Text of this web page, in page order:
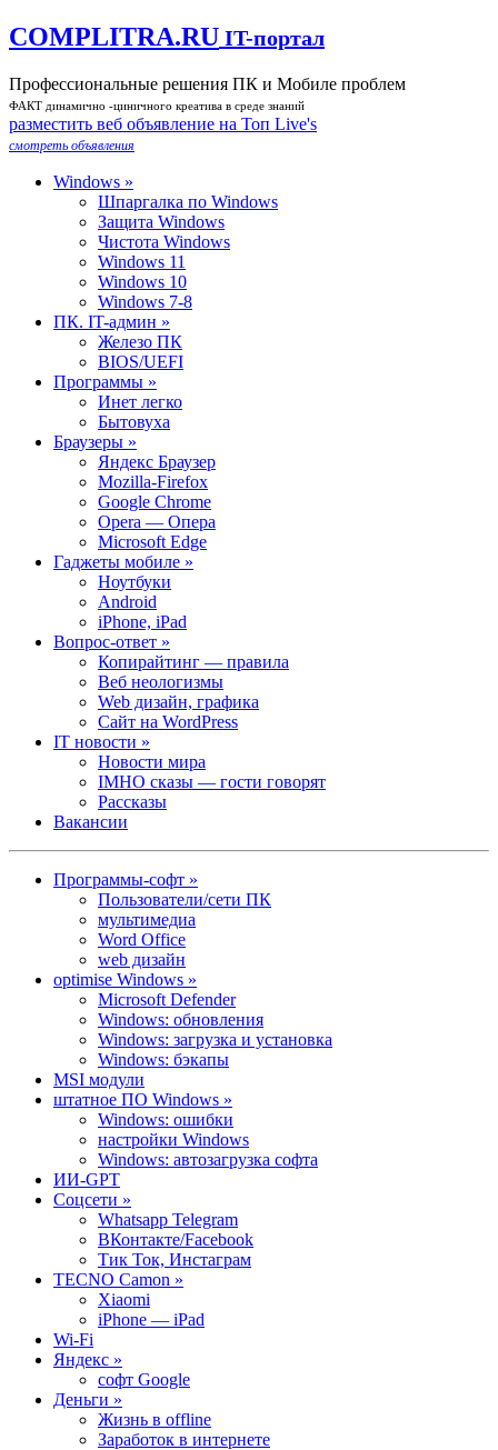
COMPLITRA.RU IT-портал
Профессиональные решения ПК и Мобиле проблем
ФАКТ динамично -циничного креатива в среде знаний
разместить веб объявление на Toп Live's
смотреть объявления
Windows »
Шпаргалка по Windows
Защита Windows
Чистота Windows
Windows 11
Windows 10
Windows 7-8
ПК. IT-админ »
Железо ПК
BIOS/UEFI
Программы »
Инет легко
Бытовуха
Браузеры »
Яндекс Браузер
Mozilla-Firefox
Google Chrome
Opera — Опера
Microsoft Edge
Гаджеты мобиле »
Ноутбуки
Android
iPhone, iPad
Вопрос-ответ »
Копирайтинг — правила
Веб неологизмы
Web дизайн, графика
Сайт на WordPress
IT новости »
Новости мира
IMHO сказы — гости говорят
Рассказы
Вакансии
Программы-софт »
Пользователи/сети ПК
мультимедиа
Word Office
web дизайн
optimise Windows »
Microsoft Defender
Windows: обновления
Windows: загрузка и установка
Windows: бэкапы
MSI модули
штатное ПО Windows »
Windows: ошибки
настройки Windows
Windows: автозагрузка софта
ИИ-GPT
Cоцсети »
Whatsapp Telegram
ВКонтакте/Facebook
Тик Ток, Инстаграм
TECNO Camon »
Xiaomi
iPhone — iPad
Wi-Fi
Яндекс »
софт Google
Деньги »
Жизнь в offline
Заработок в интернете